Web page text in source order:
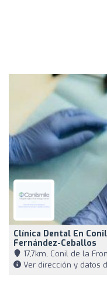
Clínica Dental En
Fernández-Ceballos
17,7km, Conil de la
Ver dirección y datos